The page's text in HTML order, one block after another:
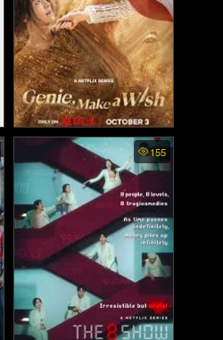
Genie, Make a Wish - จีนี่
ปาฏิหาริย์รักซ่อนกล (2025)
155